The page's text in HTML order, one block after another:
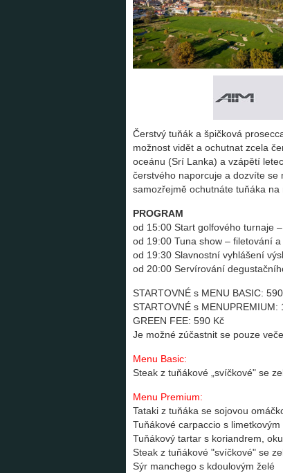
Čerstvý tuňák a špičková
možnost vidět a ochutnat zcela
oceánu (Srí Lanka) a vzápětí
čerstvého naporcuje a dozvíte se
samozřejmě ochutnáte tuňáka na
PROGRAM
od 15:00 Start golfového turnaje
od 19:00 Tuna show – filetování
od 19:30 Slavnostní vyhlášení
od 20:00 Servírování
STARTOVNÉ s MENU BASIC:
STARTOVNÉ s MENUPREMIUM:
GREEN FEE: 590 Kč
Je možné zúčastnit se pouze
Menu Basic:
Steak z tuňákové „svíčkové" se
Menu Premium:
Tataki z tuňáka se sojovou
Tuňákové carpaccio s
Tuňákový tartar s koriandrem,
Steak z tuňákové "svíčkové" se
Sýr manchego s kdoulovým želé